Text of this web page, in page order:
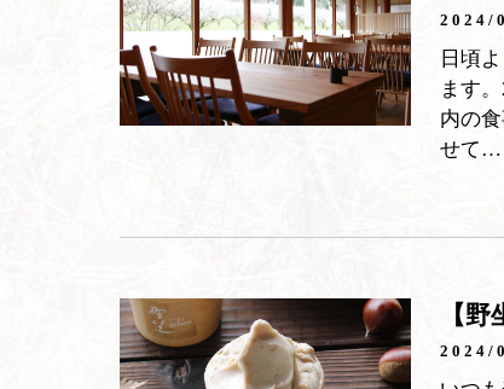
2024/
日頃
ます
内の
せて…
【
2024/